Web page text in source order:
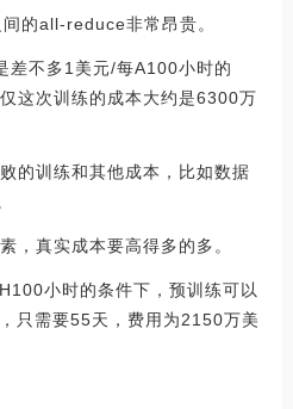
的all-reduce非常昂贵。
差不多1美元/每A100小时的
这次训练的成本大约是6300万
的训练和其他成本，比如数据
，真实成本要高得多的多。
小时的条件下，预训练可以
只需要55天，费用为2150万美